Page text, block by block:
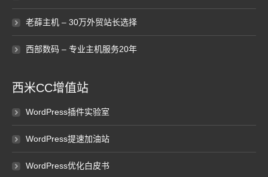
老薛主机 – 30万外贸站长选择
西部数码 – 专业主机服务20年
西米CC增值站
WordPress插件实验室
WordPress提速加油站
WordPress优化白皮书